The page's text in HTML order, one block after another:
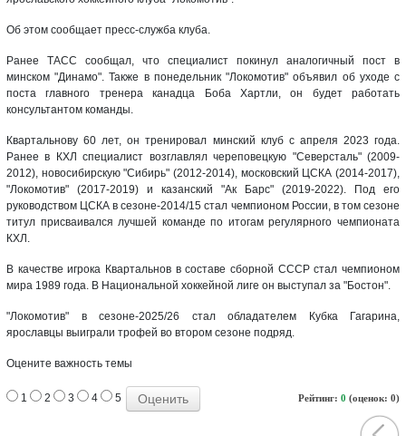
Об этом сообщает пресс-служба клуба.
Ранее ТАСС сообщал, что специалист покинул аналогичный пост в
минском "Динамо". Также в понедельник "Локомотив" объявил об уходе с
поста главного тренера канадца Боба Хартли, он будет работать
консультантом команды.
Квартальнову 60 лет, он тренировал минский клуб с апреля 2023 года.
Ранее в КХЛ специалист возглавлял череповецкую "Северсталь" (2009-
2012), новосибирскую "Сибирь" (2012-2014), московский ЦСКА (2014-2017),
"Локомотив" (2017-2019) и казанский "Ак Барс" (2019-2022). Под его
руководством ЦСКА в сезоне-2014/15 стал чемпионом России, в том сезоне
титул присваивался лучшей команде по итогам регулярного чемпионата
КХЛ.
В качестве игрока Квартальнов в составе сборной СССР стал чемпионом
мира 1989 года. В Национальной хоккейной лиге он выступал за "Бостон".
"Локомотив" в сезоне-2025/26 стал обладателем Кубка Гагарина,
ярославцы выиграли трофей во втором сезоне подряд.
Оцените важность темы
Рейтинг: 0 (оценок: 0)
1 2 3 4 5